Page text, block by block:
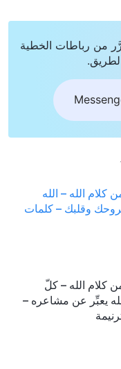
من رباطات الخطية
كلام الله – الله
وقلبك – كلمات
كلام الله – كلّ
يعبِّر عن مشاعره –